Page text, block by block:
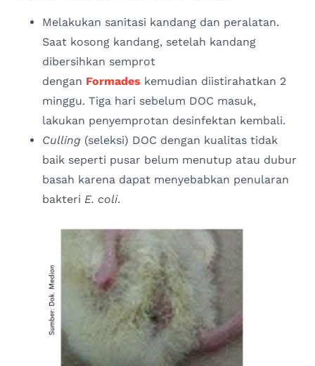
Melakukan sanitasi kandang dan peralatan.
Saat kosong kandang, setelah kandang
dibersihkan semprot
dengan Formades kemudian diistirahatkan 2
minggu. Tiga hari sebelum DOC masuk,
lakukan penyemprotan desinfektan kembali.
Culling (seleksi) DOC dengan kualitas tidak
baik seperti pusar belum menutup atau dubur
basah karena dapat menyebabkan penularan
bakteri E. coli.